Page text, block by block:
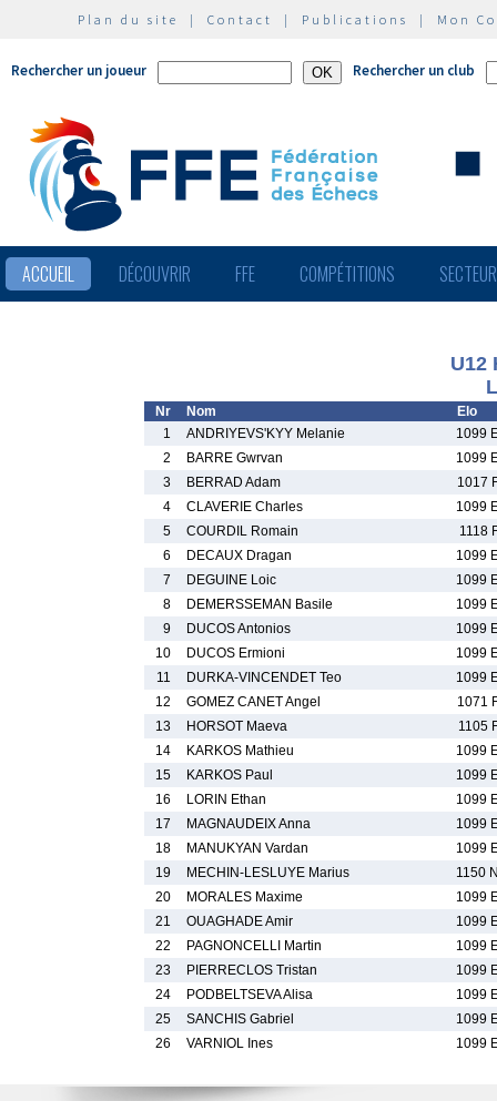
Plan du site | Contact | Publications | Mon
Rechercher un joueur Rechercher un club
ACCUEIL DÉCOUVRIR FFE COMPÉTITIONS
U12
Nr Nom
Elo
1
ANDRIYEVS'KYY Melanie
1099
2
BARRE Gwrvan
1099
3
BERRAD Adam
1017
4
CLAVERIE Charles
1099
5
COURDIL Romain
1118
6
DECAUX Dragan
1099
7
DEGUINE Loic
1099
8
DEMERSSEMAN Basile
1099
9
DUCOS Antonios
1099
10
DUCOS Ermioni
1099
11
DURKA-VINCENDET Teo
1099
12
GOMEZ CANET Angel
1071
13
HORSOT Maeva
1105
14
KARKOS Mathieu
1099
15
KARKOS Paul
1099
16
LORIN Ethan
1099
17
MAGNAUDEIX Anna
1099
18
MANUKYAN Vardan
1099
19
MECHIN-LESLUYE Marius
1150
20
MORALES Maxime
1099
21
OUAGHADE Amir
1099
22
PAGNONCELLI Martin
1099
23
PIERRECLOS Tristan
1099
24
PODBELTSEVA Alisa
1099
25
SANCHIS Gabriel
1099
26
VARNIOL Ines 1099